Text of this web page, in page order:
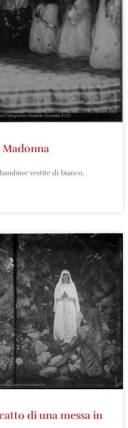
Madonna
vestite di bianco.
di una messa in